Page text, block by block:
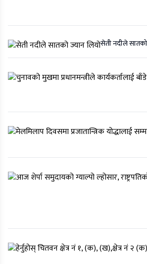
सेती नदीले